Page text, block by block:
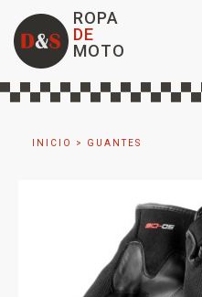
ROPA
DE
MOTO
INICIO > GUANTES